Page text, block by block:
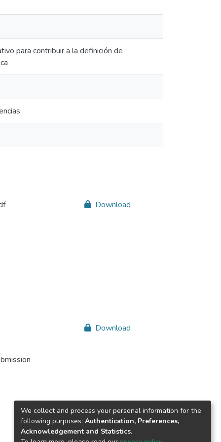
para contribuir a la definición de
Download
Download
We collect and process your personal information for the
following purposes: Authentication, Preferences,
Acknowledgement and Statistics.